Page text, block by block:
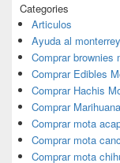
Categories
Articulos
Ayuda al
Comprar brownies
Comprar Edibles
Comprar Hachis
Comprar
Comprar mota
Comprar mota
Comprar mota